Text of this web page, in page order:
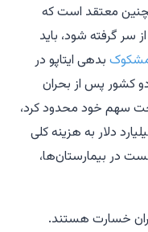
معتقد است که
سر گرفته شود، باید
بدهی ایتاپو در
نیز باشد که دو کشور پس از بحران
سهم خود محدود کرد،
دلار به هزینه کلی
در بیمارستان‌ها،
خسارت هستند.